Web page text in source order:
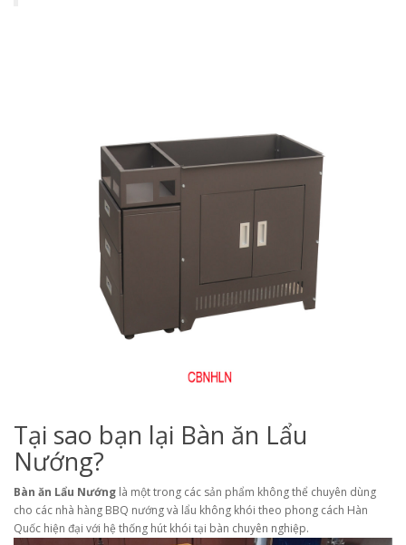
Tại sao bạn lại Bàn ăn Lẩu
Nướng?
Bàn ăn Lẩu Nướng là một trong các sản phẩm không thể chuyên dùng
cho các nhà hàng BBQ nướng và lẩu không khói theo phong cách Hàn
Quốc hiện đại với hệ thống hút khói tại bàn chuyên nghiệp.